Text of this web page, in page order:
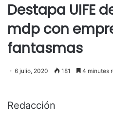
Destapa UIFE
mdp con
fantasmas
6 julio, 2020 181 4 minutes
Redacción